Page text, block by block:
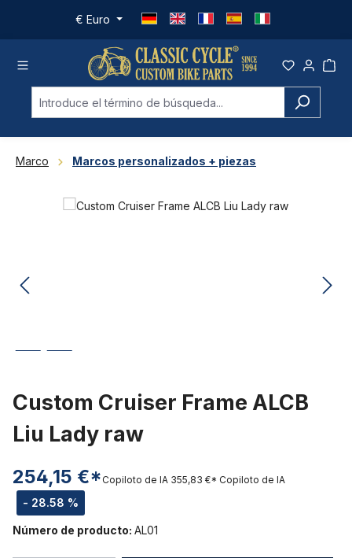
Saltar al contenido principal
€ Euro
Marco Marcos personalizados + piezas
Omitir galería de imágenes
Custom Cruiser Frame ALCB
Liu Lady raw
254,15 €*
- 28.58 %
Copiloto de IA 355,83 €* Copiloto de IA
Número de producto: AL01